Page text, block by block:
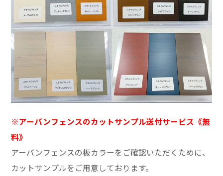
※アーバンフェンスのカットサンプル送付サービス《無
料》
アーバンフェンスの板カラーをご確認いただくために、
カットサンプルをご用意しております。